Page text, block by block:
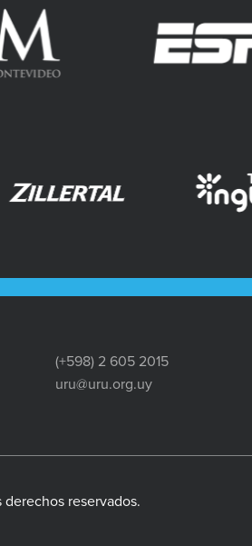
(+598) 2 605 2015
uru@uru.org.uy
reservados.